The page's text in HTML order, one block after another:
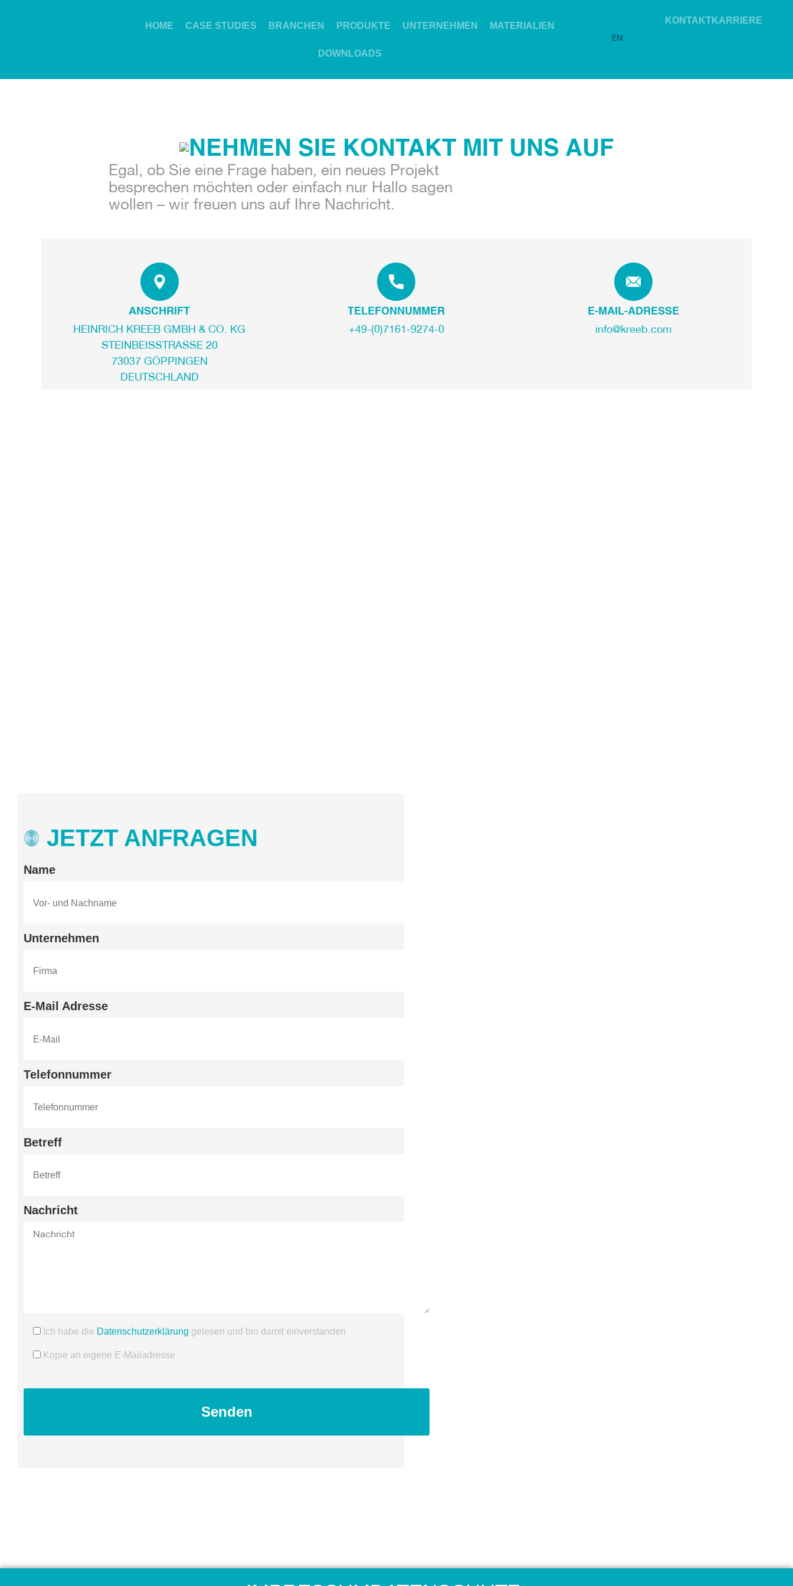
HOME CASE STUDIES BRANCHEN PRODUKTE UNTERNEHMEN MATERIALIEN
DOWNLOADS
EN
KONTAKTKARRIERE
NEHMEN SIE KONTAKT MIT UNS AUF
Egal, ob Sie eine Frage haben, ein neues Projekt
besprechen möchten oder einfach nur Hallo sagen
wollen – wir freuen uns auf Ihre Nachricht.
ANSCHRIFT
HEINRICH KREEB GMBH & CO. KG
STEINBEISSTRASSE 20
73037 GÖPPINGEN
DEUTSCHLAND
TELEFONNUMMER
+49-(0)7161-9274-0
E-MAIL-ADRESSE
info@kreeb.com
JETZT ANFRAGEN
Name
Unternehmen
E-Mail Adresse
Telefonnummer
Betreff
Nachricht
Ich habe die Datenschutzerklärung gelesen und bin damit einverstanden
Kopie an eigene E-Mailadresse